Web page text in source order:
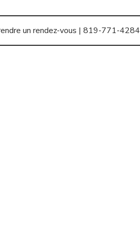
un rendez-vous | 819-771-4284